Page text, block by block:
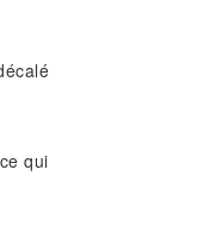
qui